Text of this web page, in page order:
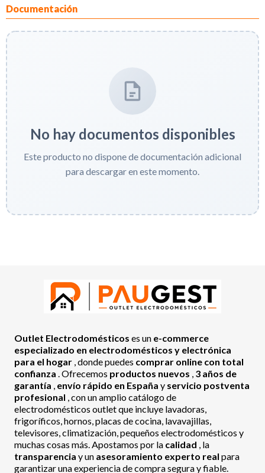
Documentación
No hay documentos disponibles
Este producto no dispone de documentación adicional
para descargar en este momento.
Outlet Electrodomésticos es un e-commerce
especializado en electrodomésticos y electrónica
para el hogar , donde puedes comprar online con total
confianza . Ofrecemos productos nuevos , 3 años de
garantía , envío rápido en España y servicio postventa
profesional , con un amplio catálogo de
electrodomésticos outlet que incluye lavadoras,
frigoríficos, hornos, placas de cocina, lavavajillas,
televisores, climatización, pequeños electrodomésticos y
muchas cosas más. Apostamos por la calidad , la
transparencia y un asesoramiento experto real para
garantizar una experiencia de compra segura y fiable.